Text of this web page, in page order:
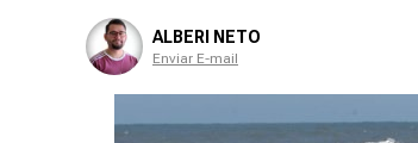
ALBERI NETO
Enviar E-mail